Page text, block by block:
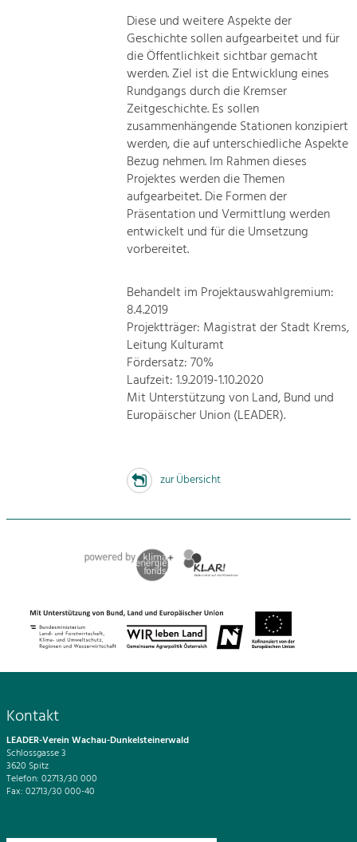
Diese und weitere Aspekte der
Geschichte sollen aufgearbeitet und für
die Öffentlichkeit sichtbar gemacht
werden. Ziel ist die Entwicklung eines
Rundgangs durch die Kremser
Zeitgeschichte. Es sollen
zusammenhängende Stationen konzipiert
werden, die auf unterschiedliche Aspekte
Bezug nehmen. Im Rahmen dieses
Projektes werden die Themen
aufgearbeitet. Die Formen der
Präsentation und Vermittlung werden
entwickelt und für die Umsetzung
vorbereitet.
Behandelt im Projektauswahlgremium:
8.4.2019
Projektträger: Magistrat der Stadt Krems,
Leitung Kulturamt
Fördersatz: 70%
Laufzeit: 1.9.2019-1.10.2020
Mit Unterstützung von Land, Bund und
Europäischer Union (LEADER).
zur Übersicht
Kontakt
LEADER-Verein Wachau-Dunkelsteinerwald
Schlossgasse 3
3620 Spitz
Telefon: 02713/30 000
Fax: 02713/30 000-40